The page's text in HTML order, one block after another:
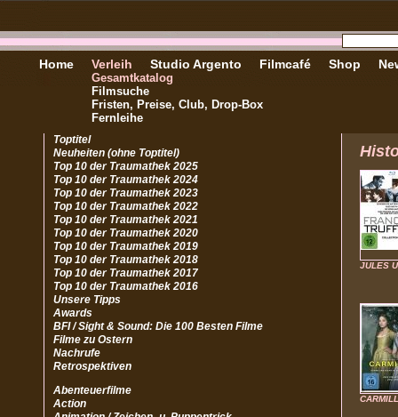
Home Verleih
Gesamtkatalog
Filmsuche
Fristen, Preise, Club, Drop-Box
Fernleihe
Studio Argento Filmcafé Shop
Toptitel
Neuheiten (ohne Toptitel)
Top 10 der Traumathek 2025
Top 10 der Traumathek 2024
Top 10 der Traumathek 2023
Top 10 der Traumathek 2022
Top 10 der Traumathek 2021
Top 10 der Traumathek 2020
Top 10 der Traumathek 2019
Top 10 der Traumathek 2018
Top 10 der Traumathek 2017
Top 10 der Traumathek 2016
Unsere Tipps
Awards
BFI / Sight & Sound: Die 100 Besten Filme
Filme zu Ostern
Nachrufe
Retrospektiven
Abenteuerfilme
Action
JULES